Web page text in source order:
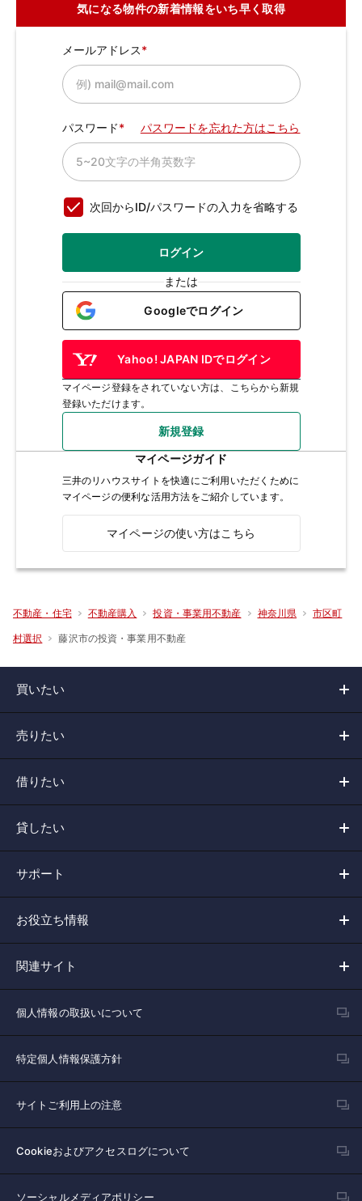
気になる物件の新着情報をいち早く取得
メールアドレス
パスワード パスワードを忘れた方はこちら
次回からID/パスワードの入力を省略する
ログイン
または
Googleでログイン
Yahoo! JAPAN IDでログイン
マイページ登録をされていない方は、こちらから新規
登録いただけます。
新規登録
マイページガイド
三井のリハウスサイトを快適にご利用いただくために
マイページの便利な活用方法をご紹介しています。
マイページの使い方はこちら
不動産・住宅 不動産購入 投資・事業用不動産 神奈川県 市区町
村選択 藤沢市の投資・事業用不動産
買いたい
売りたい
借りたい
貸したい
サポート
お役立ち情報
関連サイト
個人情報の取扱いについて
特定個人情報保護方針
サイトご利用上の注意
Cookieおよびアクセスログについて
ソーシャルメディアポリシー